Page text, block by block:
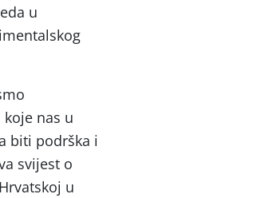
u
nas u
biti podrška i
svijest o
u